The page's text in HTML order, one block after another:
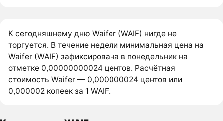
К сегодняшнему дню Waifer (WAIF) нигде не
торгуется. В течение недели минимальная цена на
Waifer (WAIF) зафиксирована в понедельник на
отметке 0,00000000024 центов. Расчётная
стоимость Waifer — 0,000000024 центов или
0,000002 копеек за 1 WAIF.